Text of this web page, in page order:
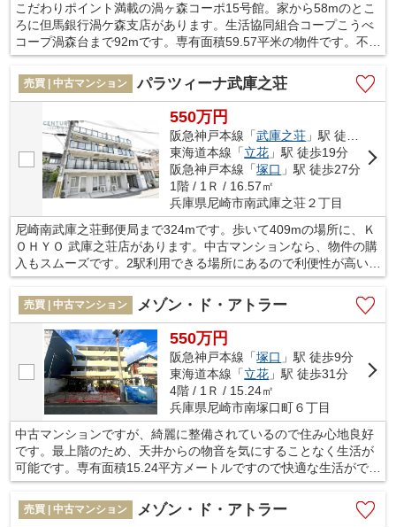
こだわりポイント満載の渦ヶ森コーポ15号館。家から58mのとこ
ろに但馬銀行渦ケ森支店があります。生活協同組合コープこうべ
コープ渦森台まで92mです。専有面積59.57平米の物件です。不動
産の購入を検討しているなら、不動産会社をしっかりと選んで下
さい。信頼と実績のある不動産会社を選ぶことで、不動産購入を
成功させることに繋がります。
売買 | 中古マンション パラツィーナ武庫之荘
550万円
阪急神戸本線「武庫之荘 」駅 徒歩8分
東海道本線「立花 」駅 徒歩19分
阪急神戸本線「塚口 」駅 徒歩27分
1階 / 1Ｒ / 16.57㎡
兵庫県尼崎市南武庫之荘２丁目
尼崎南武庫之荘郵便局まで324mです。歩いて409mの場所に、Ｋ
ＯＨＹＯ 武庫之荘店があります。中古マンションなら、物件の購
入もスムーズです。2駅利用できる場所にあるので利便性が高いで
す。尼崎市で住まい探しをするなら、交通の利便性の高い阪急神
戸本線武庫之荘周辺はいかがでしょうか。こだわりやご要望など
ございましたら、当社までお気軽にお問い合わせ下さい。
売買 | 中古マンション メゾン・ド・アトラー
550万円
阪急神戸本線「塚口 」駅 徒歩9分
東海道本線「立花 」駅 徒歩31分
4階 / 1Ｒ / 15.24㎡
兵庫県尼崎市南塚口町６丁目
中古マンションですが、綺麗に整備されているので住み心地良好
です。最上階のため、天井からの物音を気にすることなく生活が
可能です。専有面積15.24平方メートルですので快適な生活ができ
ます。駅から徒歩9分圏内に立地しています。尼崎市は利便性の高
い暮らしができることから、注目を集めています。不動産をお求
めなら、地域に詳しくて豊富な物件を取り扱っている当社にご依
売買 | 中古マンション メゾン・ド・アトラー